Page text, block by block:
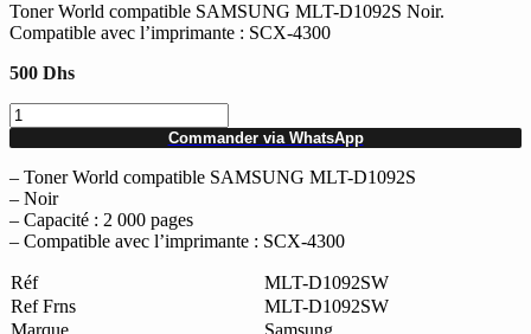
Toner World compatible SAMSUNG MLT-D1092S Noir.
Compatible avec l’imprimante : SCX-4300
500 Dhs
quantité
de
Toner
World
compatible
SAMSUNG
MLT-
Noir
Commander via WhatsApp
– Toner World compatible SAMSUNG MLT-D1092S
– Noir
– Capacité : 2 000 pages
– Compatible avec l’imprimante : SCX-4300
Réf
MLT-D1092SW
Ref Frns
MLT-D1092SW
Marque
Samsung